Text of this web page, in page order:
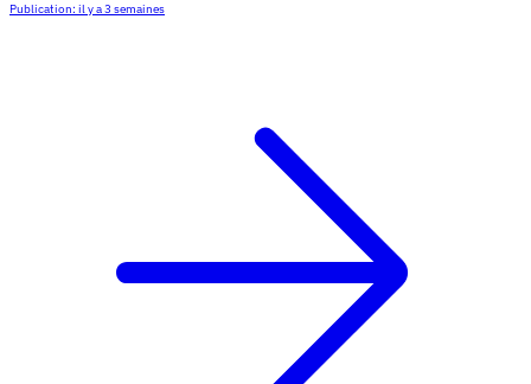
Publication: il y a 3 semaines